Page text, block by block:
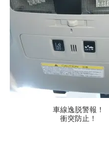
車線逸脱警報！
衝突防止！